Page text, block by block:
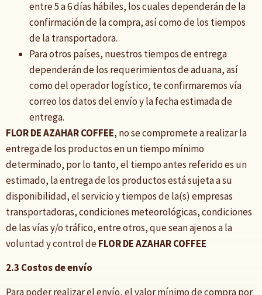
entre 5 a 6 días hábiles, los cuales dependerán de la
confirmación de la compra, así como de los tiempos
de la transportadora.
Para otros países, nuestros tiempos de entrega
dependerán de los requerimientos de aduana, así
como del operador logístico, te confirmaremos vía
correo los datos del envío y la fecha estimada de
entrega.
FLOR DE AZAHAR COFFEE, no se compromete a realizar la
entrega de los productos en un tiempo mínimo
determinado, por lo tanto, el tiempo antes referido es un
estimado, la entrega de los productos está sujeta a su
disponibilidad, el servicio y tiempos de la(s) empresas
transportadoras, condiciones meteorológicas, condiciones
de las vías y/o tráfico, entre otros, que sean ajenos a la
voluntad y control deFLOR DE AZAHAR COFFEE
2.3 Costos de envío
Para poder realizar el envío, el valor mínimo de compra por